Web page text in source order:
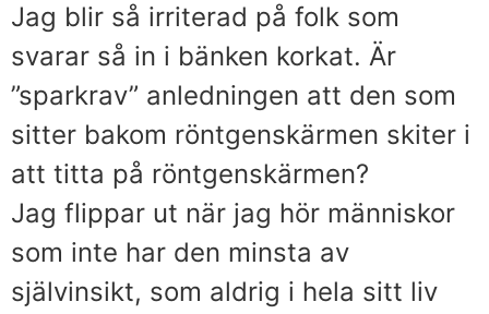
Jag blir så irriterad på folk som
svarar så in i bänken korkat. Är
”sparkrav” anledningen att den som
sitter bakom röntgenskärmen skiter i
att titta på röntgenskärmen?
Jag flippar ut när jag hör människor
som inte har den minsta av
självinsikt, som aldrig i hela sitt liv